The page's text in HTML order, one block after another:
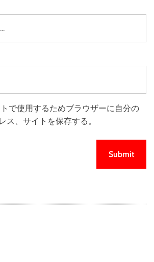
で使用するためブラウザーに自分の
ス、サイトを保存する。